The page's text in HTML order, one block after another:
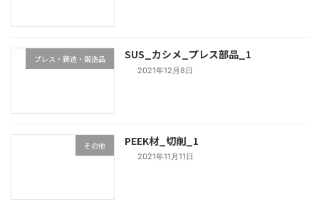
プレス・鋳造・鍛造品 SUS_カシメ_プレス部品_1
2021年12月8日
その他 PEEK材_切削_1
2021年11月11日